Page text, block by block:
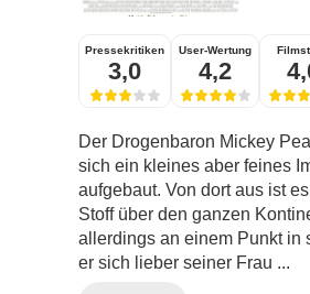
Pressekritiken
3,0
User-Wertung
4,2
Der Drogenbaron Mickey
sich ein kleines aber feines
aufgebaut. Von dort aus ist
Stoff über den ganzen
allerdings an einem Punkt in
er sich lieber seiner Frau ...